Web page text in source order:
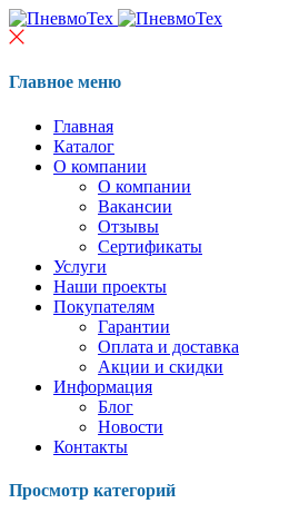
Главное меню
Главная
Каталог
О компании
О компании
Вакансии
Отзывы
Сертификаты
Услуги
Наши проекты
Покупателям
Гарантии
Оплата и доставка
Акции и скидки
Информация
Блог
Новости
Контакты
Просмотр категорий